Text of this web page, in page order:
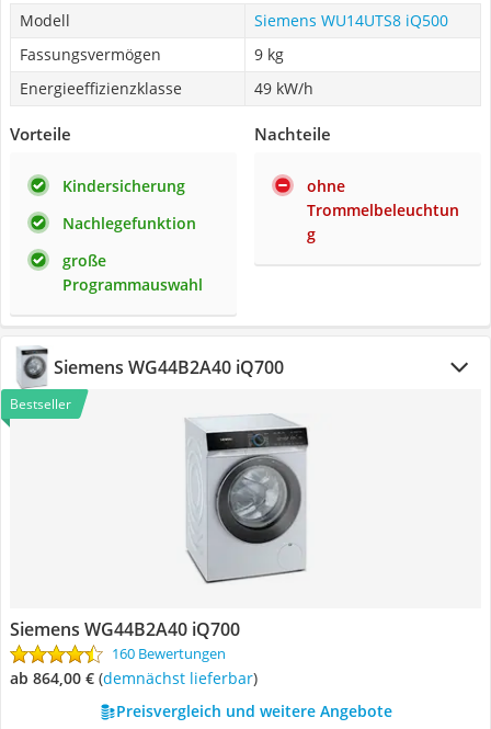
Modell
Siemens WU14UTS8 iQ500
Fassungsvermögen
9 kg
Energieeffizienzklasse
49 kW/h
Vorteile
Kindersicherung
Nachlegefunktion
große
Programmauswahl
Nachteile
ohne
Trommelbeleuchtun
g
Siemens WG44B2A40 iQ700
Bestseller
Siemens WG44B2A40 iQ700
160 Bewertungen
ab 864,00 € ( Demnächst lieferbar)
Preisvergleich und weitere Angebote